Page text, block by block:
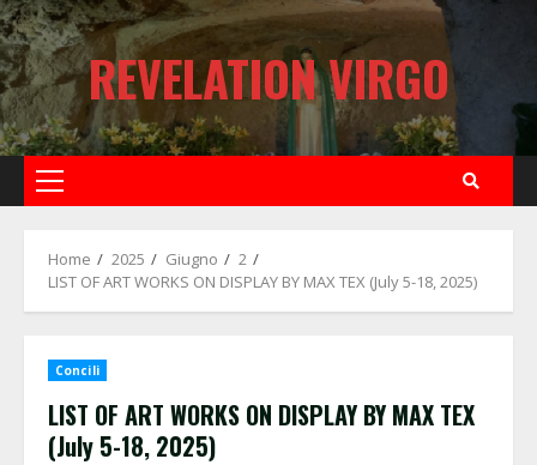
Skip
to
content
REVELATION VIRGO
Primary
Home 2025 Giugno
2
LIST OF ART WORKS ON DISPLAY BY MAX TEX (July 5-18, 2025)
Concili
LIST OF ART WORKS ON DISPLAY BY MAX TEX
(July 5-18, 2025)